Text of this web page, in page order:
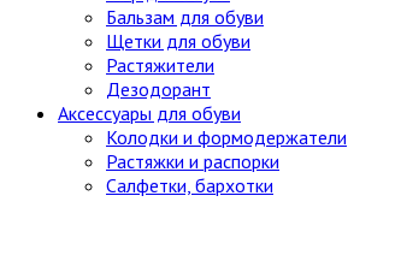
Бальзам для обуви
Щетки для обуви
Растяжители
Дезодорант
Аксессуары для обуви
Колодки и формодержатели
Растяжки и распорки
Салфетки, бархотки